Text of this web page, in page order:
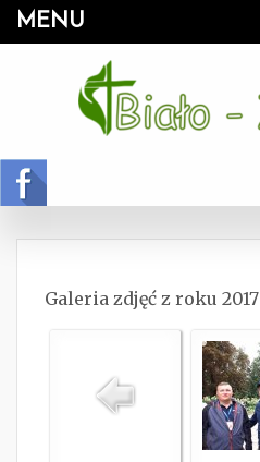
MENU
Galeria zdjęć z roku 2017